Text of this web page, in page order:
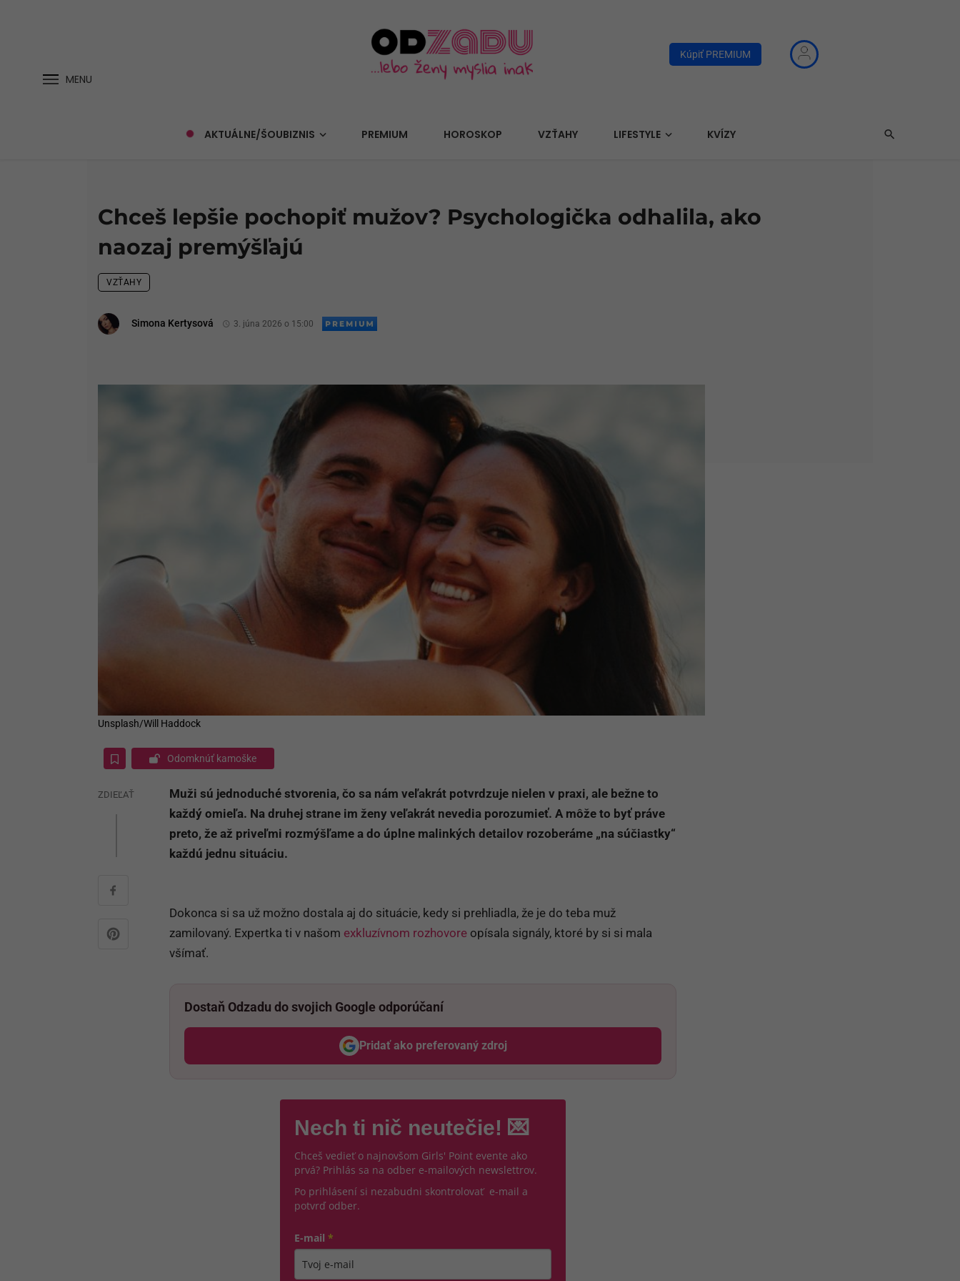
MENU
Kúpiť PREMIUM
AKTUÁLNE/ŠOUBIZNIS PREMIUM HOROSKOP VZŤAHY LIFESTYLE KVÍZY
Chceš lepšie pochopiť mužov? Psychologička odhalila, ako
naozaj premýšľajú
VZŤAHY
Simona Kertysová 3. júna 2026 o 15:00
Unsplash/Will Haddock
Odomknúť kamoške
ZDIEĽAŤ
Muži sú jednoduché stvorenia, čo sa nám veľakrát potvrdzuje nielen v praxi, ale bežne to
každý omieľa. Na druhej strane im ženy veľakrát nevedia porozumieť. A môže to byť práve
preto, že až priveľmi rozmýšľame a do úplne malinkých detailov rozoberáme „na súčiastky“
každú jednu situáciu.
Dokonca si sa už možno dostala aj do situácie, kedy si prehliadla, že je do teba muž
zamilovaný. Expertka ti v našom exkluzívnom rozhovore opísala signály, ktoré by si si mala
všímať.
Dostaň Odzadu do svojich Google odporúčaní
Pridať ako preferovaný zdroj
Odzadu, odkaz sa otvorí v novom okne
Nech ti nič neutečie! 💌
Chceš vedieť o najnovšom Girls' Point evente ako
prvá? Prihlás sa na odber e-mailových newslettrov.
Po prihlásení si nezabudni skontrolovať e-mail a
potvrď odber.
E-mail *